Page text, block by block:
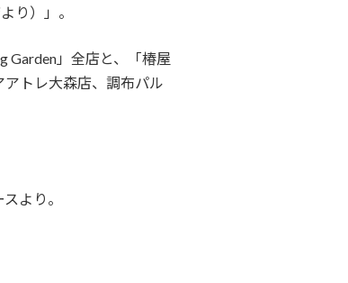
り）」。
Garden」全店と、「椿屋
トレ大森店、調布パル
より。